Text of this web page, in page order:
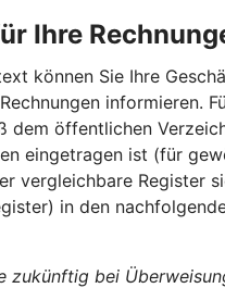
Ihre
können Sie Ihre
informieren.
dem öffentlichen
eingetragen ist (für
vergleichbare Register
in den
zukünftig bei